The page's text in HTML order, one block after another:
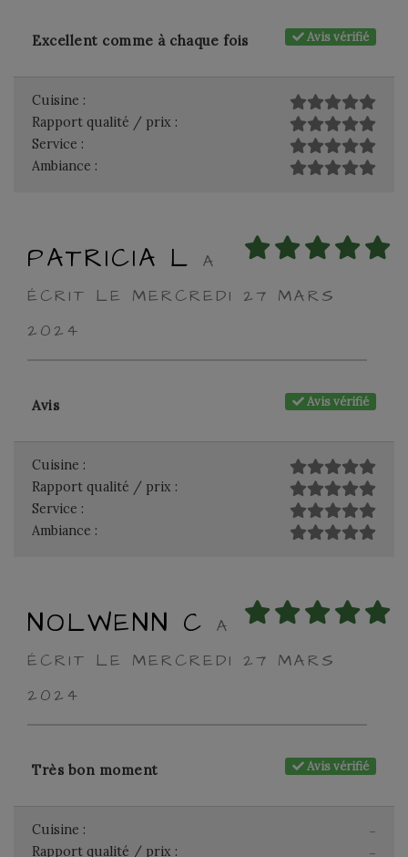
Avis vérifié
Excellent comme à chaque fois
Cuisine :
Rapport qualité / prix :
Service :
Ambiance :
PATRICIA L
A
ÉCRIT LE MERCREDI 27 MARS
2024
Avis vérifié
Avis
Cuisine :
Rapport qualité / prix :
Service :
Ambiance :
NOLWENN C
A
ÉCRIT LE MERCREDI 27 MARS
2024
Avis vérifié
Très bon moment
-
Cuisine :
Rapport qualité / prix :